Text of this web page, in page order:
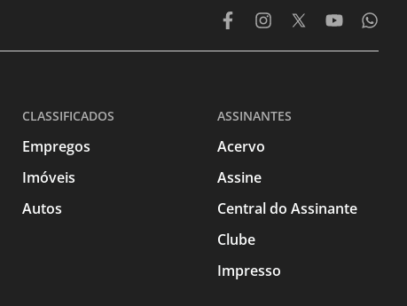
CLASSIFICADOS
Empregos
Imóveis
Autos
ASSINANTES
Acervo
Assine
Central do Assinante
Clube
Impresso